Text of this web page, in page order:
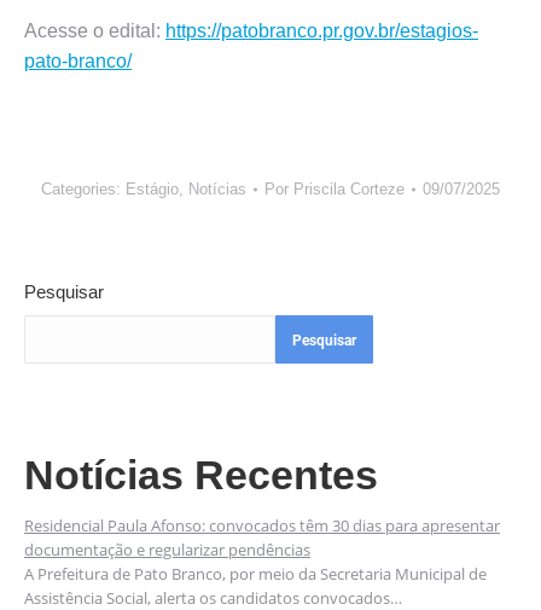
Acesse o edital: https://patobranco.pr.gov.br/estagios-
pato-branco/
Categories: Estágio, Notícias Por Priscila Corteze 09/07/2025
Pesquisar
Pesquisar
Notícias Recentes
Residencial Paula Afonso: convocados têm 30 dias para apresentar
documentação e regularizar pendências
A Prefeitura de Pato Branco, por meio da Secretaria Municipal de
Assistência Social, alerta os candidatos convocados…